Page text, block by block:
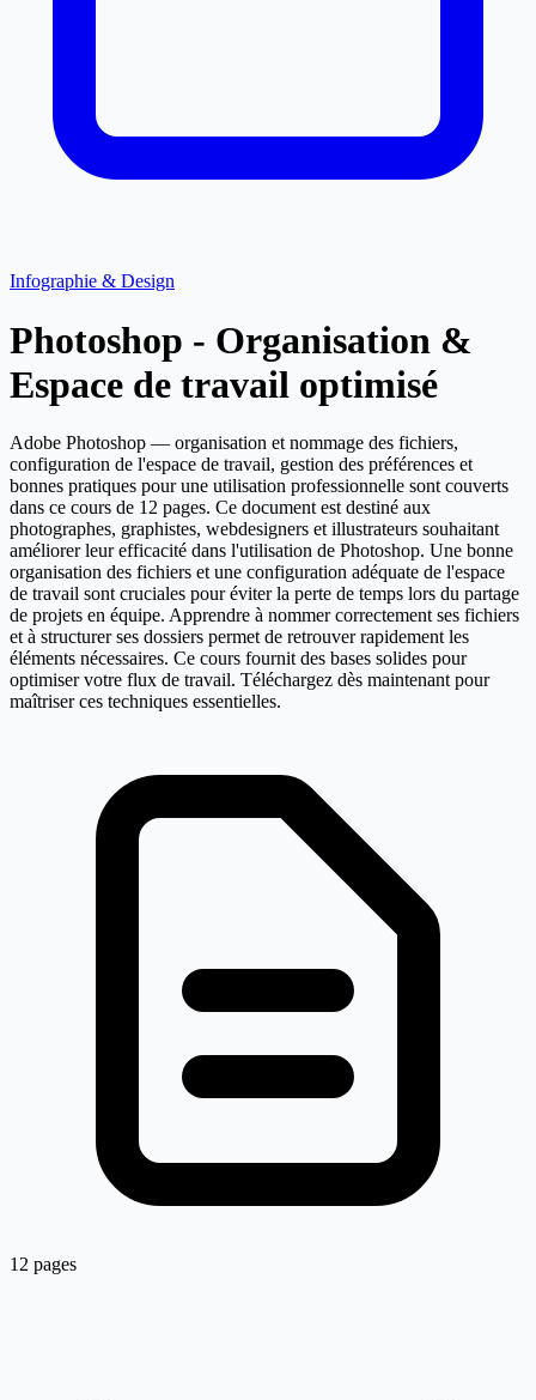
Infographie & Design
Photoshop - Organisation &
Espace de travail optimisé
Adobe Photoshop — organisation et nommage des fichiers,
configuration de l'espace de travail, gestion des préférences et
bonnes pratiques pour une utilisation professionnelle sont couverts
dans ce cours de 12 pages. Ce document est destiné aux
photographes, graphistes, webdesigners et illustrateurs souhaitant
améliorer leur efficacité dans l'utilisation de Photoshop. Une bonne
organisation des fichiers et une configuration adéquate de l'espace
de travail sont cruciales pour éviter la perte de temps lors du partage
de projets en équipe. Apprendre à nommer correctement ses fichiers
et à structurer ses dossiers permet de retrouver rapidement les
éléments nécessaires. Ce cours fournit des bases solides pour
optimiser votre flux de travail. Téléchargez dès maintenant pour
maîtriser ces techniques essentielles.
12 pages